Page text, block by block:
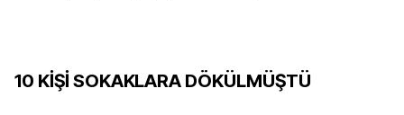
10 KİŞİ SOKAKLARA DÖKÜLMÜŞTÜ